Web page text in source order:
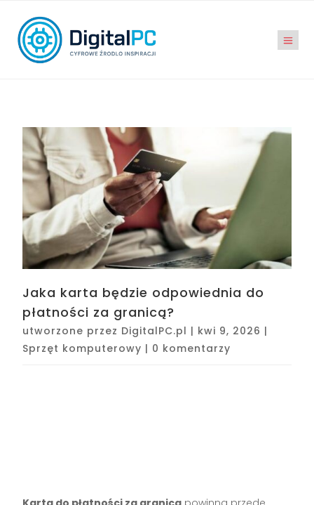
Jaka karta będzie odpowiednia do
płatności za granicą?
utworzone przez DigitalPC.pl | kwi 9, 2026 |
Sprzęt komputerowy | 0 komentarzy